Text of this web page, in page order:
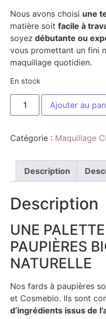
Nous avons choisi une
matière soit facile à
soyez débutante ou
vous promettant un fini
maquillage quotidien.
En stock
Ajouter au
Catégorie : Maquillage
Description
Description
UNE
PAUPIÈRES
NATURELLE
Nos fards à paupières
et Cosmebio. Ils sont
d’ingrédients issus de